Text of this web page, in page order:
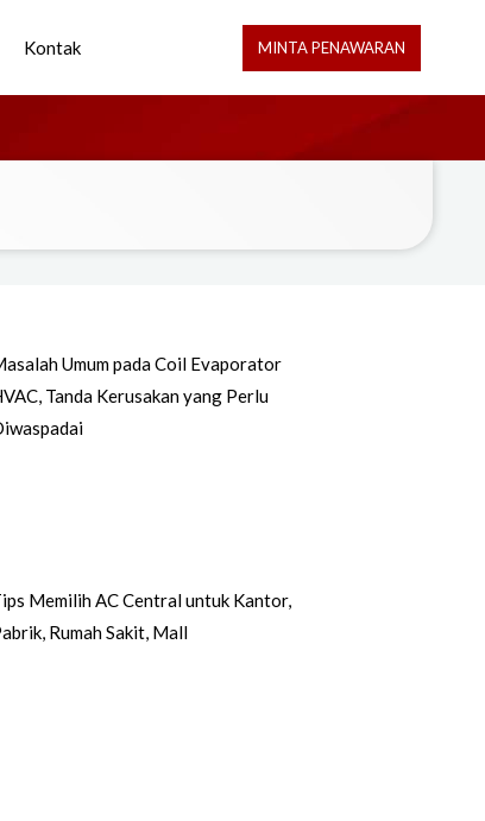
Kontak MINTA PENAWARAN
Umum pada Coil Evaporator
Tanda Kerusakan yang Perlu
Memilih AC Central untuk Kantor,
Rumah Sakit, Mall